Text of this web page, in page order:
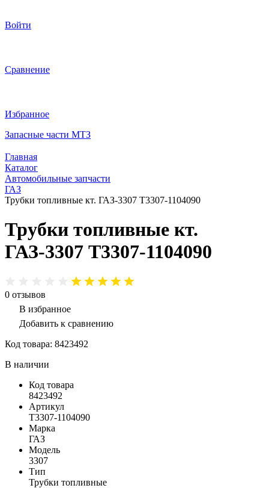
Войти
Сравнение
Избранное
Запасные части МТЗ
Главная
Каталог
Автомобильные запчасти
ГАЗ
Трубки топливные кт. ГАЗ-3307 Т3307-1104090
Трубки топливные кт.
ГАЗ-3307 Т3307-1104090
0 отзывов
В избранное
Добавить к сравнению
Код товара: 8423492
В наличии
Код товара
8423492
Артикул
Т3307-1104090
Марка
ГАЗ
Модель
3307
Тип
Трубки топливные